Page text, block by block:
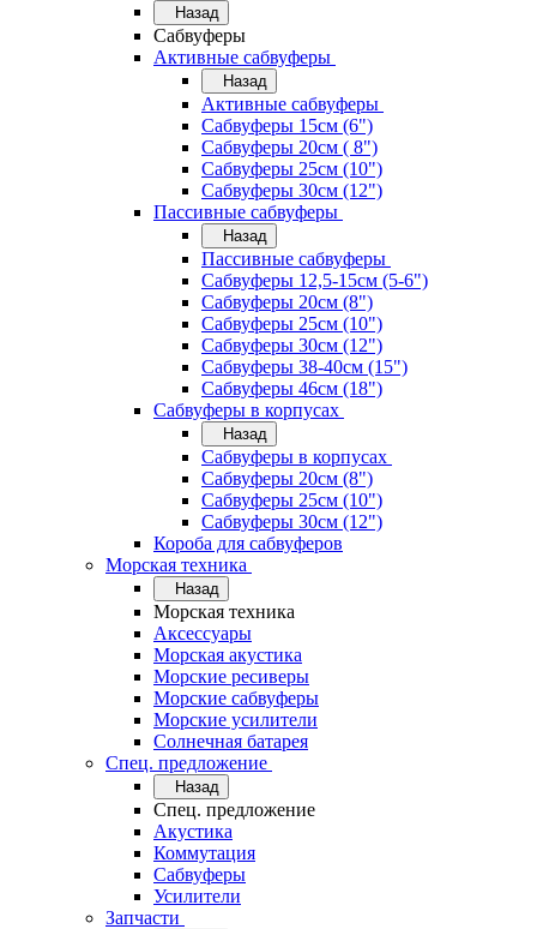
Назад
Сабвуферы
Активные сабвуферы
Назад
Активные сабвуферы
Сабвуферы 15см (6")
Сабвуферы 20см ( 8")
Сабвуферы 25см (10")
Сабвуферы 30см (12")
Пассивные сабвуферы
Назад
Пассивные сабвуферы
Сабвуферы 12,5-15см (5-6")
Сабвуферы 20см (8")
Сабвуферы 25см (10")
Сабвуферы 30см (12")
Сабвуферы 38-40см (15")
Сабвуферы 46см (18")
Сабвуферы в корпусах
Назад
Сабвуферы в корпусах
Сабвуферы 20см (8")
Сабвуферы 25см (10")
Сабвуферы 30см (12")
Короба для сабвуферов
Морская техника
Назад
Морская техника
Аксессуары
Морская акустика
Морские ресиверы
Морские сабвуферы
Морские усилители
Солнечная батарея
Спец. предложение
Назад
Спец. предложение
Акустика
Коммутация
Сабвуферы
Усилители
Запчасти